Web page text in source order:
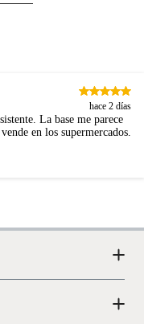
hace 2 días
La base me parece
en los supermercados.